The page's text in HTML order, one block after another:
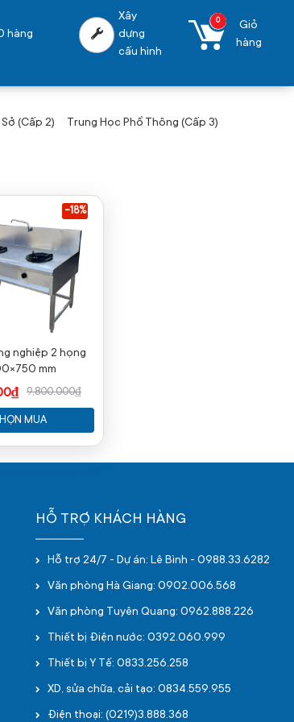
hàng
Xây
dựng
cấu hình
0
Giỏ
hàng
(Cấp 2) Trung Học Phổ Thông (Cấp 3)
nghiệp 2 họng
mm
9,800,000₫
-18%
MUA
HỖ TRỢ KHÁCH HÀNG
Hỗ trợ 24/7 - Dự án: Lê Bình - 0988.33.6282
Văn phòng Hà Giang: 0902.006.568
Văn phòng Tuyên Quang: 0962.888.226
Thiết bị Điện nước: 0392.060.999
Thiết bị Y Tế: 0833.256.258
XD, sửa chữa, cải tạo: 0834.559.955
Điện thoại: (0219)3.888.368